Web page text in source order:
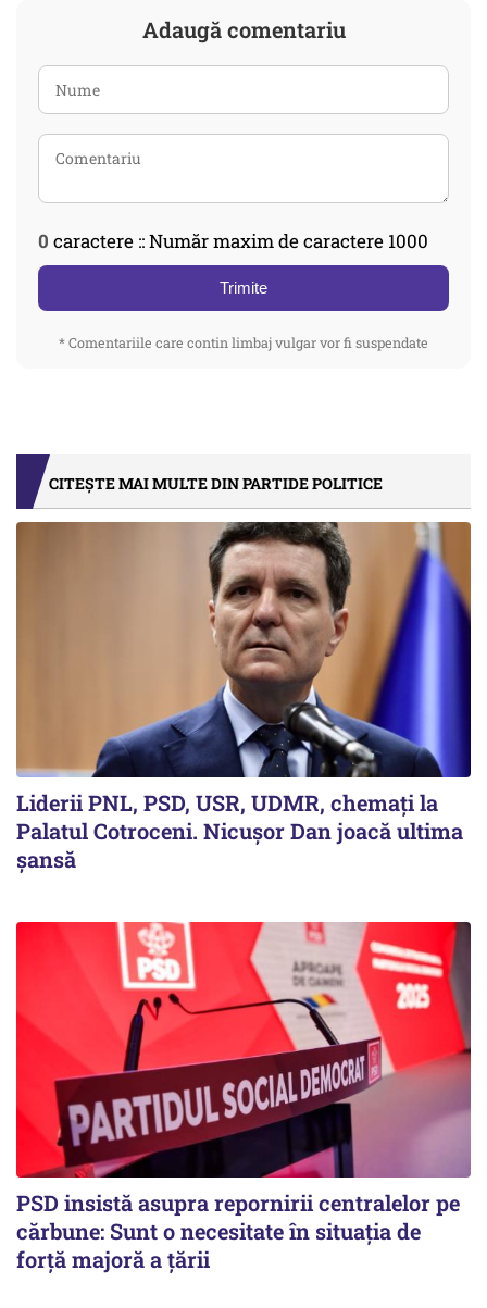
Adaugă comentariu
0 caractere :: Număr maxim de caractere 1000
Trimite
* Comentariile care contin limbaj vulgar vor fi suspendate
CITEȘTE MAI MULTE DIN PARTIDE POLITICE
Liderii PNL, PSD, USR, UDMR, chemați la
Palatul Cotroceni. Nicușor Dan joacă ultima
șansă
PSD insistă asupra repornirii centralelor pe
cărbune: Sunt o necesitate în situația de
forță majoră a țării